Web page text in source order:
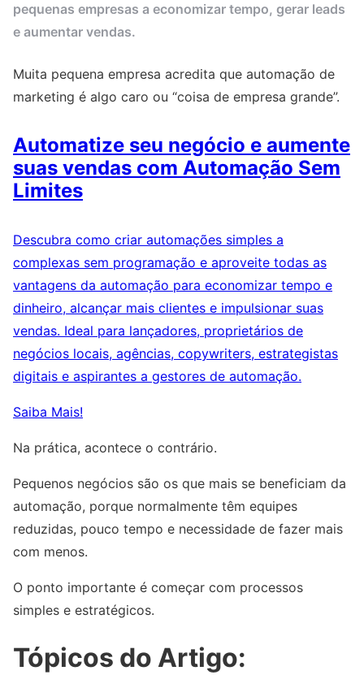
pequenas empresas a economizar tempo, gerar leads
e aumentar vendas.
Muita pequena empresa acredita que automação de
marketing é algo caro ou “coisa de empresa grande”.
Automatize seu negócio e aumente
suas vendas com Automação Sem
Limites
Descubra como criar automações simples a
complexas sem programação e aproveite todas as
vantagens da automação para economizar tempo e
dinheiro, alcançar mais clientes e impulsionar suas
vendas. Ideal para lançadores, proprietários de
negócios locais, agências, copywriters, estrategistas
digitais e aspirantes a gestores de automação.
Saiba Mais!
Na prática, acontece o contrário.
Pequenos negócios são os que mais se beneficiam da
automação, porque normalmente têm equipes
reduzidas, pouco tempo e necessidade de fazer mais
com menos.
O ponto importante é começar com processos
simples e estratégicos.
Tópicos do Artigo: